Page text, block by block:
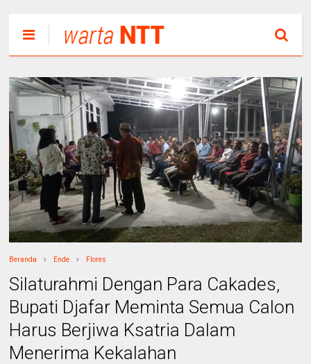
Beranda Ende Flores
Silaturahmi Dengan Para Cakades,
Bupati Djafar Meminta Semua Calon
Harus Berjiwa Ksatria Dalam
Menerima Kekalahan